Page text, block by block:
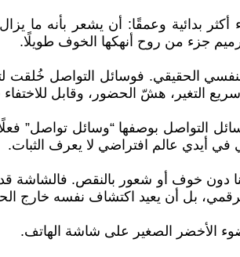
بدائية وعمقًا: أن يشعر بأنه ما
جزء من روح أنهكها الخوف طويلًا.
الحقيقي. فوسائل التواصل خُلقت
التغير، هشّ الحضور، وقابل
التواصل بوصفها “وسائل تواصل”
في أيدي عالم افتراضي لا يعرف الثبات.
دون خوف أو شعور بالنقص. فالشاشة
بل أن يعيد اكتشاف نفسه خارج
الأخضر الصغير على شاشة الهاتف.